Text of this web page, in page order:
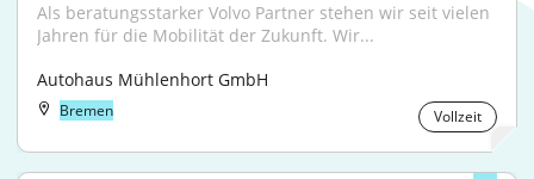
Als beratungsstarker Volvo Partner stehen wir seit vielen
Jahren für die Mobilität der Zukunft. Wir...
Autohaus Mühlenhort GmbH
Bremen Vollzeit